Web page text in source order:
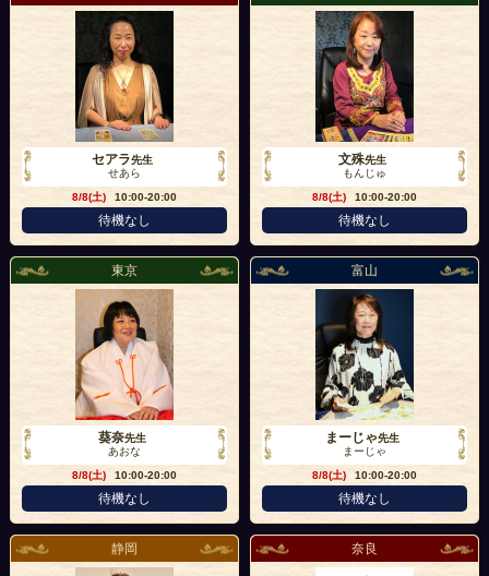
セアラ先生
せあら
8/8(土)
10:00-20:00
待機なし
文殊先生
もんじゅ
8/8(土)
10:00-20:00
待機なし
東京
葵奈先生
あおな
8/8(土)
10:00-20:00
待機なし
富山
まーじゃ先生
まーじゃ
8/8(土)
10:00-20:00
待機なし
静岡 奈良